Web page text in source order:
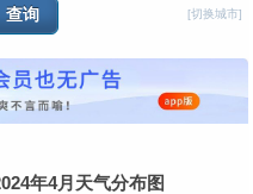
[切换城市]
年4月天气分布图